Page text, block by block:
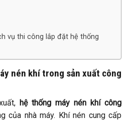
vụ thi công lắp đặt hệ thống
nén khí trong sản xuất công
hệ thống máy nén khí công
của nhà máy. Khí nén cung cấp